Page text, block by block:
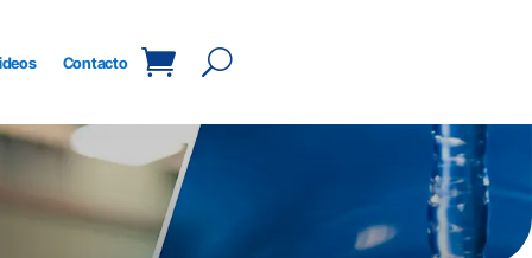
Contacto